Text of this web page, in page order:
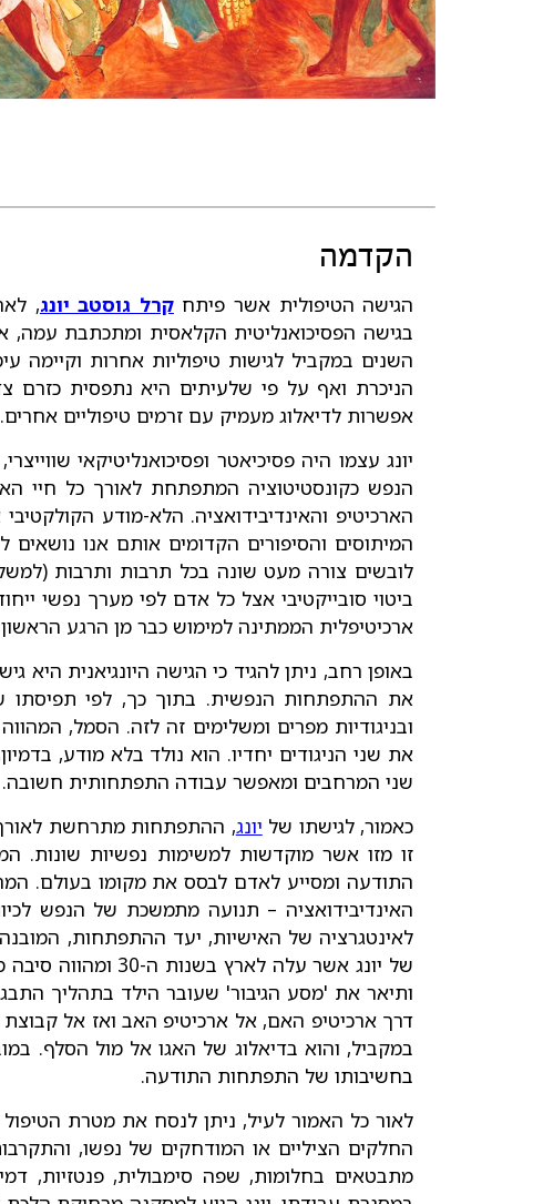
הקדמה
הגישה הטיפולית אשר פיתחקרל גוסטב יונג,
בגישה הפסיכואנליטית הקלאסית ומתכתבת עמה,
השנים במקביל לגישות טיפוליות אחרות
הניכרת ואף על פי שלעיתים היא נתפסית כזרם
אפשרות לדיאלוג מעמיק עם זרמים טיפוליים אחרים.
יונג עצמו היה פסיכיאטר ופסיכואנליטיקאי
הנפש כקונסטיטוציה המתפתחת לאורך כל חיי
הארכיטיפ והאינדיבידואציה. הלא-מודע
המיתוסים והסיפורים הקדומים אותם אנו נושאים
לובשים צורה מעט שונה בכל תרבות ותרבות
ביטוי סובייקטיבי אצל כל אדם לפי מערך נפשי
ארכיטיפלית הממתינה למימוש כבר מן הרגע
באופן רחב, ניתן להגיד כי הגישה היונגיאנית
את ההתפתחות הנפשית. בתוך כך, לפי תפיסתו
ובניגודיות מפרים ומשלימים זה לזה. הסמל,
את שני הניגודים יחדיו. הוא נולד בלא מודע,
שני המרחבים ומאפשר עבודה התפתחותית חשובה.
כאמור, לגישתו של יונג, ההתפתחות מתרחשת לאורך
זו מזו אשר מוקדשות למשימות נפשיות
התודעה ומסייע לאדם לבסס את מקומו בעולם.
האינדיבידואציה – תנועה מתמשכת של הנפש
לאינטגרציה של האישיות, יעד ההתפתחות,
של יונג אשר עלה
ותיאר את 'מסע הגיבור' שעובר הילד בתהליך
דרך ארכיטיפ האם, אל ארכיטיפ האב ואז אל קבוצת
במקביל, והוא בדיאלוג של האגו אל מול הסלף.
בחשיבותו של התפתחות התודעה.
לאור כל האמור לעיל, ניתן לנסח את מטרת הטיפול
החלקים הציליים או המודחקים של נפשו,
מתבטאים בחלומות, שפה סימבולית, פנטזיות,